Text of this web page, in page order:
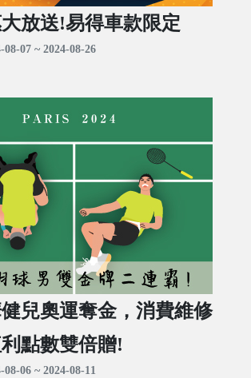
放送!易得車款限定
07 ~ 2024-08-26
兒奧運奪金，消費維修
點數雙倍贈!
06 ~ 2024-08-11